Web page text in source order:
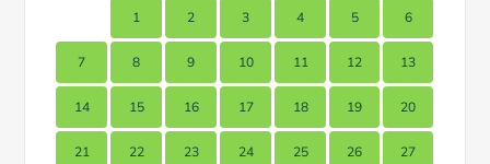
1 2 3 4 5 6
7 8 9 10 11 12 13
14 15 16 17 18 19 20
21 22 23 24 25 26 27